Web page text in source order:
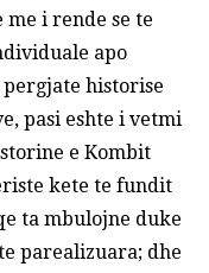
me i rende se te
apo
historise
pasi eshte i vetmi
e Kombit
kete te fundit
ta mbulojne duke
parealizuara; dhe